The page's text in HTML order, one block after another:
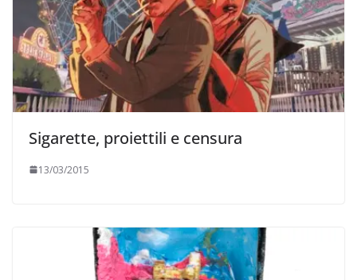
Sigarette, proiettili e censura
13/03/2015